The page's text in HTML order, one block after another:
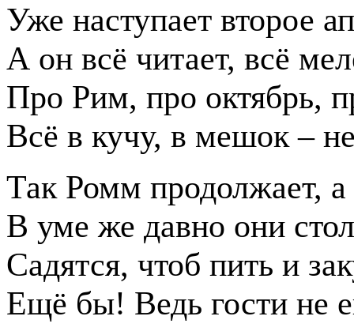
Уже наступает второе
А он всё читает, всё
Про Рим, про октябрь,
Всё в кучу, в мешок –
Так Ромм продолжает, а
В уме же давно они
Садятся, чтоб пить и
Ещё бы! Ведь гости не